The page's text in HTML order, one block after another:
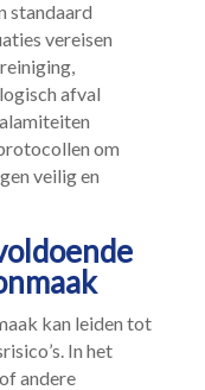
standaard
vereisen
afval
om
veilig en
kan leiden tot
In het
andere